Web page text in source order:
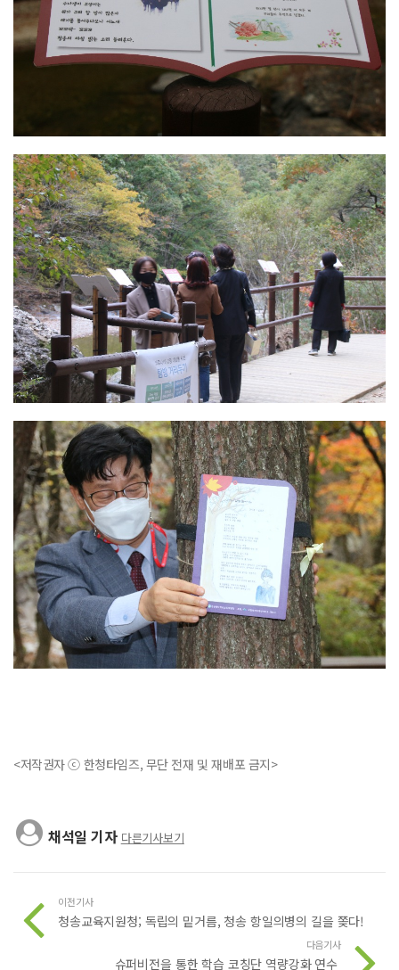
<저작권자 ⓒ 한청타임즈, 무단 전재 및 재배포 금지>
채석일 기자 다른기사보기
이전기사
청송교육지원청; 독립의 밑거름, 청송 항일의병의 길을 쫒다!
다음기사
슈퍼비전을 통한 학습 코칭단 역량강화 연수